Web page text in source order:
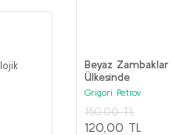
Beyaz Zambaklar
Ülkesinde
Grigori Petrov
150,00 TL
120,00 TL